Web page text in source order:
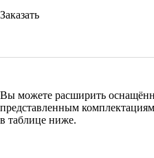
Заказать
Вы можете расширить
представленным
в таблице ниже.